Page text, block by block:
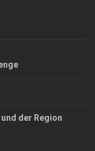
der Region